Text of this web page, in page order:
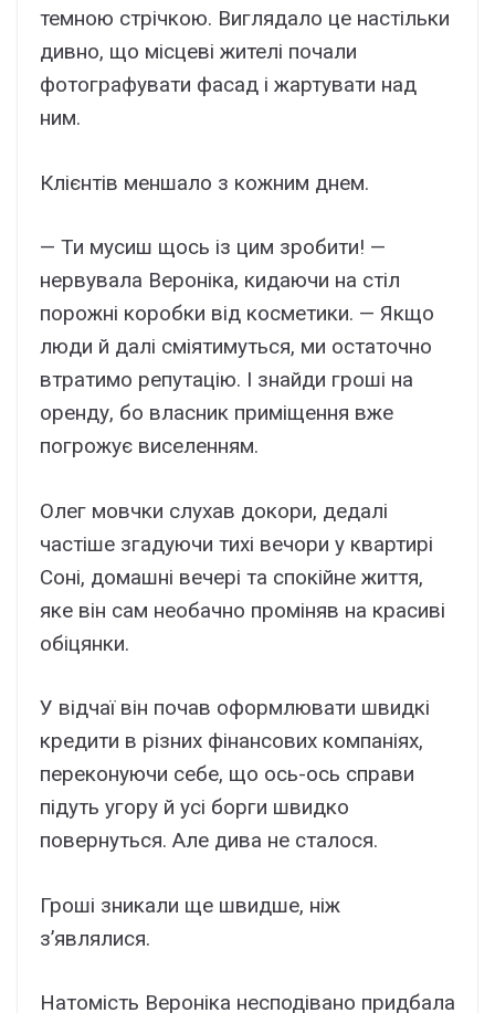
темною стрічкою. Виглядало це настільки
дивно, що місцеві жителі почали
фотографувати фасад і жартувати над
ним.
Клієнтів меншало з кожним днем.
— Ти мусиш щось із цим зробити! —
нервувала Вероніка, кидаючи на стіл
порожні коробки від косметики. — Якщо
люди й далі сміятимуться, ми остаточно
втратимо репутацію. І знайди гроші на
оренду, бо власник приміщення вже
погрожує виселенням.
Олег мовчки слухав докори, дедалі
частіше згадуючи тихі вечори у квартирі
Соні, домашні вечері та спокійне життя,
яке він сам необачно проміняв на красиві
обіцянки.
У відчаї він почав оформлювати швидкі
кредити в різних фінансових компаніях,
переконуючи себе, що ось-ось справи
підуть угору й усі борги швидко
повернуться. Але дива не сталося.
Гроші зникали ще швидше, ніж
з’являлися.
Натомість Вероніка несподівано придбала